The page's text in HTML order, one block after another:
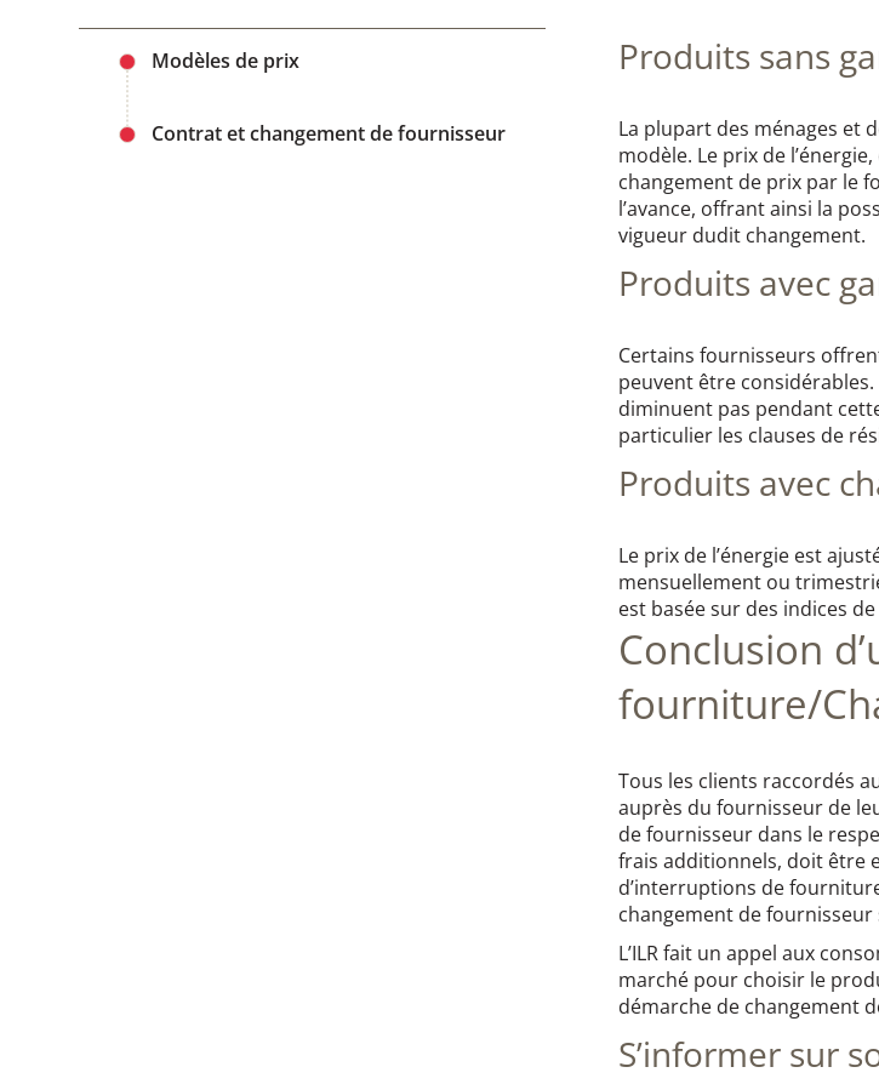
Modèles de prix
Contrat et changement de fournisseur
Produits sans
La plupart des ménages et
modèle. Le prix de
changement de prix par le
l’avance, offrant ainsi la
vigueur dudit changement.
Produits avec
Certains fournisseurs
peuvent être
diminuent pas pendant
particulier les clauses de
Produits avec
Le prix de l’énergie est
mensuellement ou
est basée sur des indices
Conclusion
fourniture/
Tous les clients raccordés
auprès du fournisseur de
de fournisseur dans le
frais additionnels, doit être
d’interruptions de
changement de
L’ILR fait un appel aux
marché pour choisir le
démarche de changement
S’informer sur